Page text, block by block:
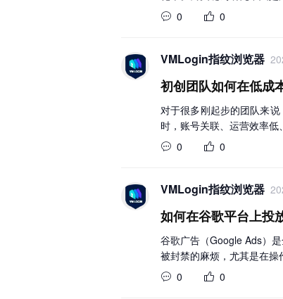
0
0
VMLogin指纹浏览器
初创团队如何在低成
对于很多刚起步的团队来
时，账号关联、运营效率低
0
0
VMLogin指纹浏览器
如何在谷歌平台上投
谷歌广告（Google Ads）
被封禁的麻烦，尤其是在操
0
0